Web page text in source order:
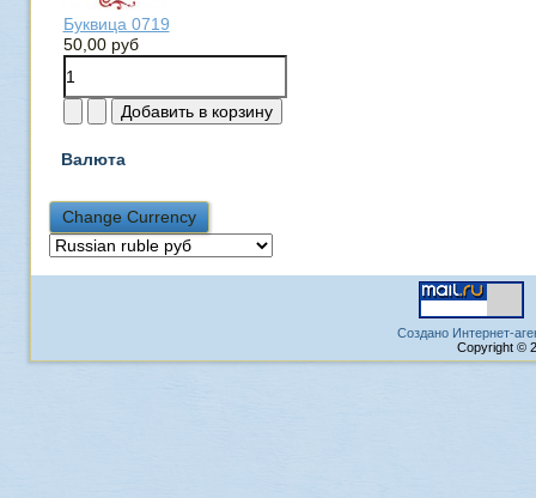
Буквица 0719
50,00 руб
Валюта
Создано Интернет-
Copyright ©